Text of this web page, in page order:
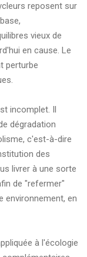
reposent sur
vieux de
en cause. Le
perturbe
incomplet. Il
dégradation
c'est-à-dire
des
livrer à une sorte
de "refermer"
environnement, en
à l'écologie